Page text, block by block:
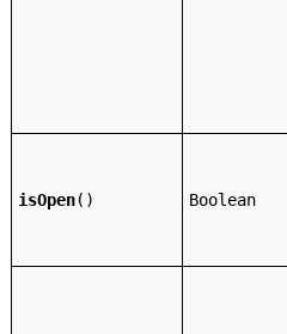
isOpen() Boolean